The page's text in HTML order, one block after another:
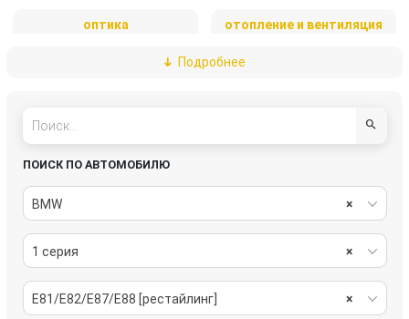
оптика отопление и вентиляция
пассивная безопасность
система охлаждения
стеклоочистители
топливная система тормозная система
трансмиссия
Подробнее
ПОИСК ПО АВТОМОБИЛЮ
×
BMW
×
1 серия
×
E81/E82/E87/E88 [рестайлинг]